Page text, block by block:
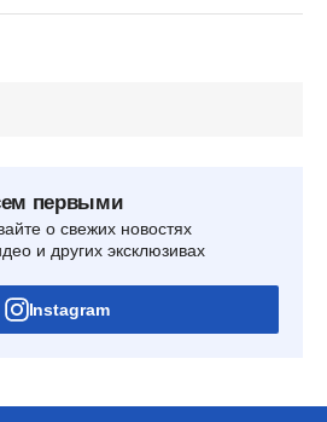
первыми
о свежих новостях
и других эксклюзивах
Instagram